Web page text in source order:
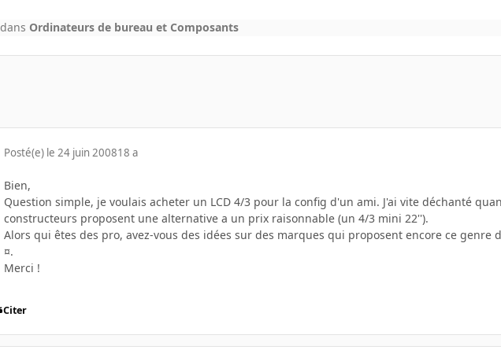
dans Ordinateurs de bureau et Composants
Posté(e) le 24 juin 200818 a
Bien,
Question simple, je voulais acheter un LCD 4/3 pour la config d'un ami. J'ai vite déchanté
constructeurs proposent une alternative a un prix raisonnable (un 4/3 mini 22'').
Alors qui êtes des pro, avez-vous des idées sur des marques qui proposent encore ce genre
¤.
Merci !
Citer